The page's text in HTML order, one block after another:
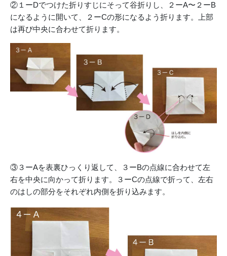
②１ーDでつけた折りすじにそって谷折りし、２ーA〜２ーB
になるように開いて、２ーCの形になるよう折ります。上部
は再び中央に合わせて折ります。
③３ーAを表裏ひっくり返して、３ーBの点線に合わせて左
右を中央に向かって折ります。３ーCの点線で折って、左右
のはしの部分をそれぞれ内側を折り込みます。